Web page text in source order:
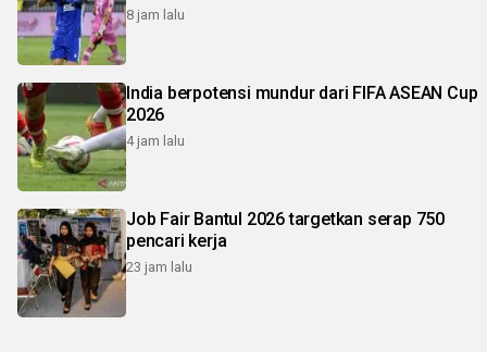
8 jam lalu
India berpotensi mundur dari FIFA ASEAN Cup
2026
4 jam lalu
Job Fair Bantul 2026 targetkan serap 750
pencari kerja
23 jam lalu